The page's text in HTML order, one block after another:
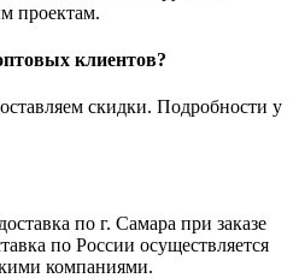
проектам.
клиентов?
скидки. Подробности у
по г. Самара при заказе
по России осуществляется
компаниями.